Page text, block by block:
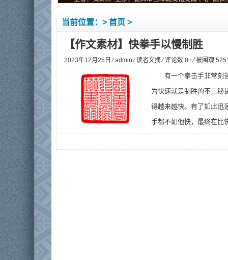
当前位置：> 首页 >
【作文素材】快拳手以慢制胜
2023年12月25日 ⁄admin⁄读者文摘⁄ 评论数 0+ ⁄ 被围观
有一个拳击手非常刻
为快速就是制胜的不二秘
得越来越快。有了如此迅
手都不如他快，最终在比